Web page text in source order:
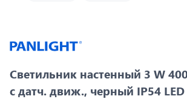
Светильник настенный 3 W
с датч. движ., черный IP54 LED